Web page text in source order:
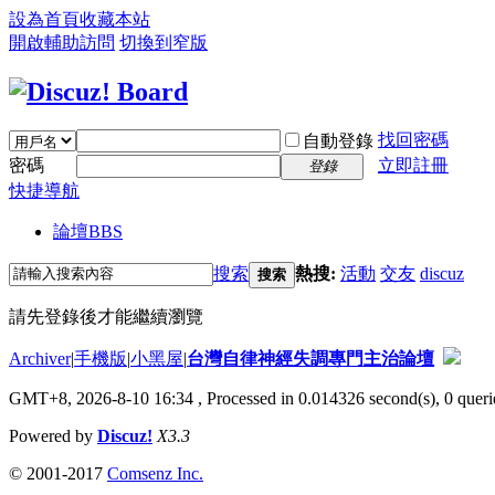
設為首頁收藏本站
開啟輔助訪問 切換到窄版
自動登錄 找回密碼
密碼
登錄
立即註冊
快捷導航
論壇BBS
搜索 搜索 熱搜: 活動 交友 discuz
請先登錄後才能繼續瀏覽
Archiver|手機版|小黑屋|台灣自律神經失調專門主治論壇
GMT+8, 2026-8-10 16:34 , Processed in 0.014326 second(s), 0
Powered by Discuz! X3.3
© 2001-2017 Comsenz Inc.